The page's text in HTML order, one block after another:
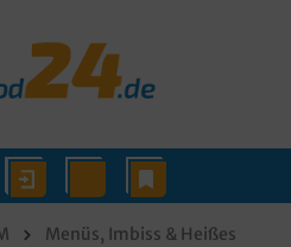
Menüs, Imbiss & Heißes